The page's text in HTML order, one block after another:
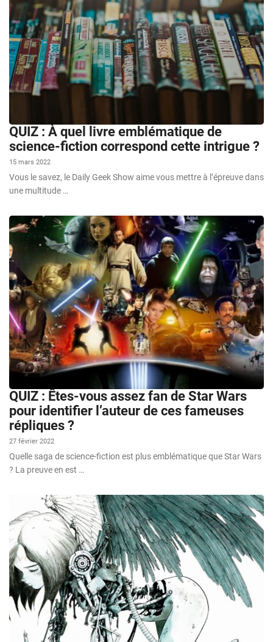
QUIZ : À quel livre emblématique de
science-fiction correspond cette intrigue ?
15 mars 2022
Vous le savez, le Daily Geek Show aime vous mettre à l’épreuve dans
une multitude …
QUIZ : Êtes-vous assez fan de Star Wars
pour identifier l’auteur de ces fameuses
répliques ?
27 février 2022
Quelle saga de science-fiction est plus emblématique que Star Wars
? La preuve en est …